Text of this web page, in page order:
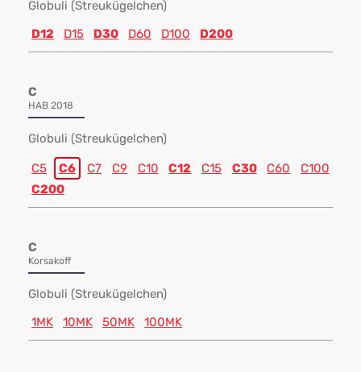
Globuli (Streukügelchen)
D12
D15 D30 D60 D100 D200
C
HAB 2018
Globuli (Streukügelchen)
C5 C6 C7 C9 C10 C12 C15 C30 C60
C100
C200
C
Korsakoff
Globuli (Streukügelchen)
1MK
10MK 50MK 100MK